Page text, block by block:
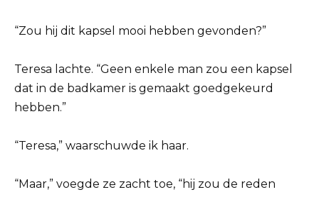
“Zou hij dit kapsel mooi hebben gevonden?”
Teresa lachte. “Geen enkele man zou een kapsel
dat in de badkamer is gemaakt goedgekeurd
hebben.”
“Teresa,” waarschuwde ik haar.
“Maar,” voegde ze zacht toe, “hij zou de reden